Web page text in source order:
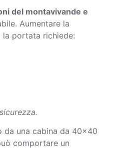
del montavivande e
Aumentare la
portata richiede:
da una cabina da 40×40
comportare un